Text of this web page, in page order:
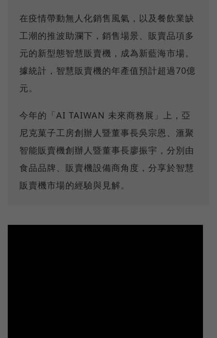
在疫情帶動無人化銷售風氣，以及餐飲業缺
工潮的推波助瀾下，銷售場景、販賣品項多
元的新型態智慧販賣機，成為新藍海市場。
據統計，智慧販賣機的年產值預計超過70億
元。
今年的「AI TAIWAN 未來商務展」上，亞
尼克菓子工房創辦人暨董事長吳宗恩、滙聚
智能販賣機創辦人暨董事長廖振宇，分別由
食品品牌、販賣機設備商角度，分享於智慧
販賣機市場的經驗與見解。